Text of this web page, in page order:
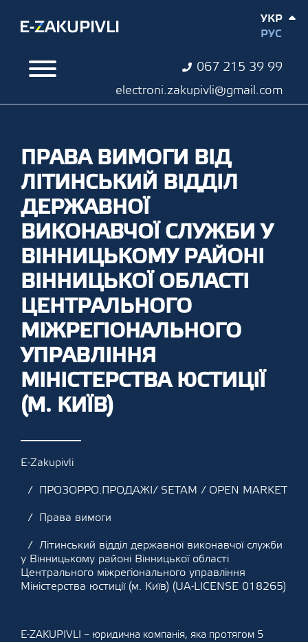
067 215 39 99
electroni.zakupivli@gmail.com
УКР
РУС
ПРАВА ВИМОГИ ВІД
ЛІТИНСЬКИЙ ВІДДІЛ
ДЕРЖАВНОЇ
ВИКОНАВЧОЇ СЛУЖБИ У
ВІННИЦЬКОМУ РАЙОНІ
ВІННИЦЬКОЇ ОБЛАСТІ
ЦЕНТРАЛЬНОГО
МІЖРЕГІОНАЛЬНОГО
УПРАВЛІННЯ
МІНІСТЕРСТВА ЮСТИЦІЇ
(М. КИЇВ)
E-Zakupivli
ПРОЗОРРО.ПРОДАЖІ/ SETAM / OPEN MARKET
Права вимоги
Літинський відділ державної виконавчої служби
у Вінницькому районі Вінницької області
Центрального міжрегіонального управління
Міністерства юстиції (м. Київ) (UA-LICENSE 018265)
E-ZAKUPIVLI – юридична компанія, яка протягом 5